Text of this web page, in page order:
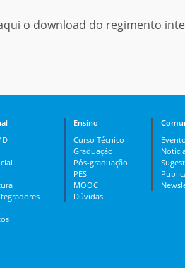
o download do regimento
Ensino
Curso Técnico
Graduação
Pós-graduação
PES
MOOC
Dúvidas